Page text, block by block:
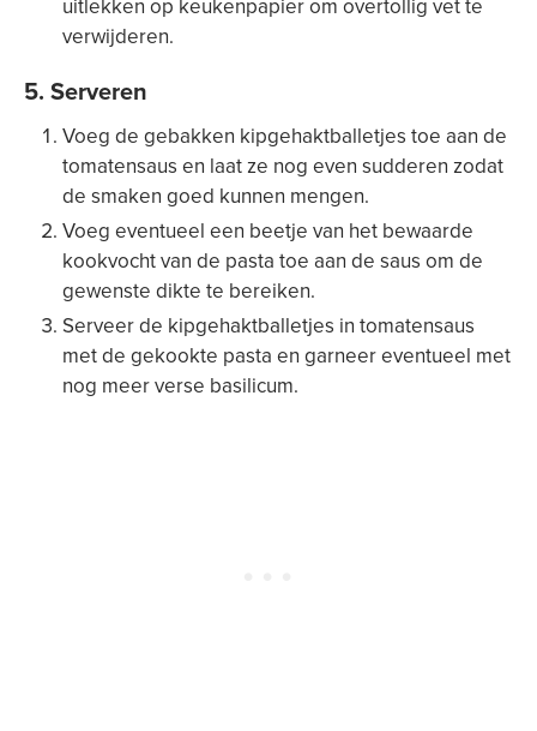
uitlekken op keukenpapier om overtollig vet te
verwijderen.
5. Serveren
Voeg de gebakken kipgehaktballetjes toe aan de
tomatensaus en laat ze nog even sudderen zodat
de smaken goed kunnen mengen.
Voeg eventueel een beetje van het bewaarde
kookvocht van de pasta toe aan de saus om de
gewenste dikte te bereiken.
Serveer de kipgehaktballetjes in tomatensaus
met de gekookte pasta en garneer eventueel met
nog meer verse basilicum.